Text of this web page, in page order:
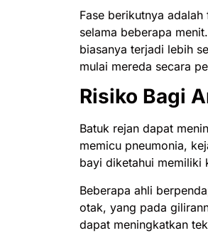
Fase berikutnya
selama beberapa
biasanya terjadi lebih
mulai mereda secara
Risiko Bagi
Batuk rejan dapat
memicu pneumonia,
bayi diketahui memiliki
Beberapa ahli
otak, yang pada
dapat meningkatkan